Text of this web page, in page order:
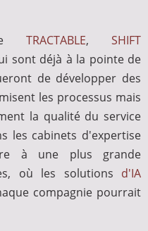
TRACTABLE, SHIFT
sont déjà à la pointe de
de développer des
les processus mais
la qualité du service
les cabinets d'expertise
à une plus grande
où les solutions d'IA
compagnie pourrait